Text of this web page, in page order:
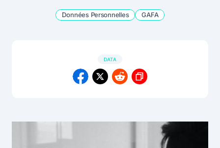
Données Personnelles GAFA
DATA